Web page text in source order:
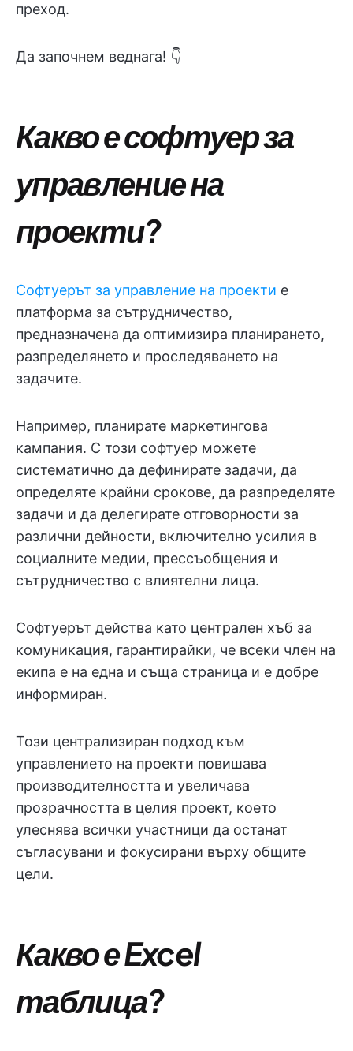
преход.
Да започнем веднага! 👇
Какво е софтуер за
управление на
проекти?
Софтуерът за управление на проекти е
платформа за сътрудничество,
предназначена да оптимизира планирането,
разпределянето и проследяването на
задачите.
Например, планирате маркетингова
кампания. С този софтуер можете
систематично да дефинирате задачи, да
определяте крайни срокове, да разпределяте
задачи и да делегирате отговорности за
различни дейности, включително усилия в
социалните медии, прессъобщения и
сътрудничество с влиятелни лица.
Софтуерът действа като централен хъб за
комуникация, гарантирайки, че всеки член на
екипа е на една и съща страница и е добре
информиран.
Този централизиран подход към
управлението на проекти повишава
производителността и увеличава
прозрачността в целия проект, което
улеснява всички участници да останат
съгласувани и фокусирани върху общите
цели.
Какво е Excel
таблица?